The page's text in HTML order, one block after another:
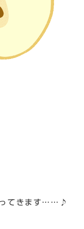
ってきます……♪